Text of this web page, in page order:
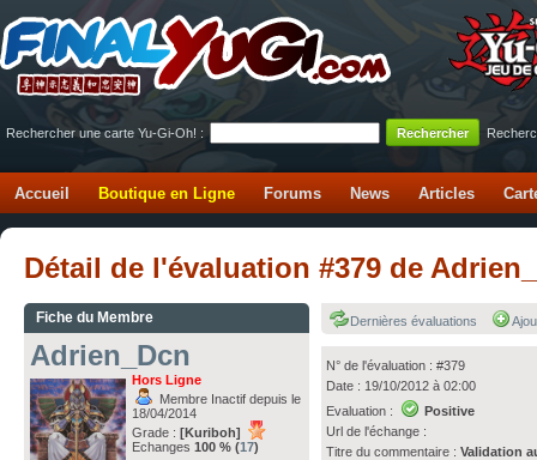
Rechercher une carte Yu-Gi-Oh! :
Accueil Boutique en Ligne Forums News Articles
Détail de l'évaluation #379 de
Fiche du Membre
Adrien_Dcn
Hors Ligne
Membre Inactif depuis le
18/04/2014
Grade : [Kuriboh]
Echanges 100 % (17)
Dernières évaluations
N° de l'évaluation : #379
Date : 19/10/2012 à 02:00
Evaluation :
Positive
Url de l'échange :
Titre du commentaire :Validation